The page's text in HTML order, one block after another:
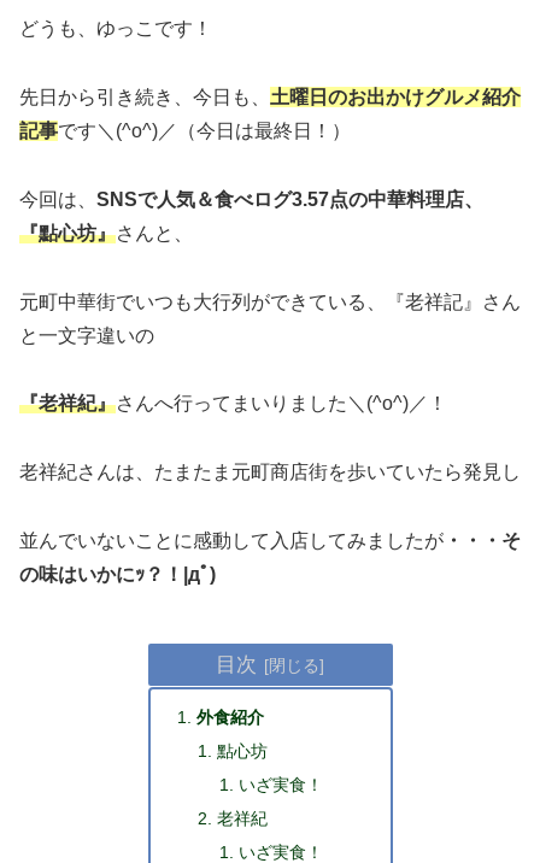
どうも、ゆっこです！
先日から引き続き、今日も、 土曜日のお出かけグルメ紹介
記事です＼(^o^)／（今日は最終日！）
今回は、 SNSで人気＆食べログ3.57点の中華料理店、
『點心坊』さんと、
元町中華街でいつも大行列ができている、『老祥記』さん
と一文字違いの
『老祥紀』さんへ行ってまいりました＼(^o^)／！
老祥紀さんは、たまたま元町商店街を歩いていたら発見し
並んでいないことに感動して入店してみましたが ・・・そ
の味はいかにｯ？！|дﾟ)
目次
外食紹介
點心坊
いざ実食！
老祥紀
いざ実食！